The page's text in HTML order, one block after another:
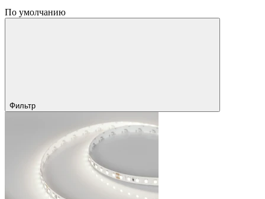
По умолчанию
Фильтр